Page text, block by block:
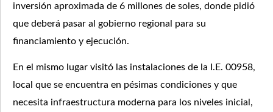
inversión aproximada de 6 millones de soles, donde pidió
que deberá pasar al gobierno regional para su
financiamiento y ejecución.
En el mismo lugar visitó las instalaciones de la I.E. 00958,
local que se encuentra en pésimas condiciones y que
necesita infraestructura moderna para los niveles inicial,